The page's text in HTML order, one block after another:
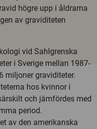
högre upp i åldrarna
av graviditeten
vid Sahlgrenska
i Sverige mellan 1987-
miljoner graviditeter.
hos kvinnor i
och jämfördes med
period.
av den amerikanska